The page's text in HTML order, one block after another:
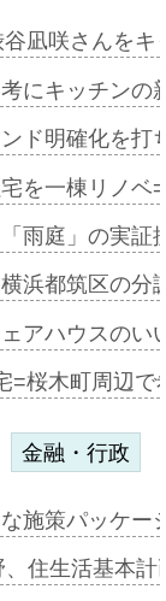
凪咲さんを
にキッチン
ド明確化を
を一棟リノ
雨庭」の実
浜都筑区の
アハウスの
=桜木町周辺
金融・行政
施策パッケ
、住生活基本